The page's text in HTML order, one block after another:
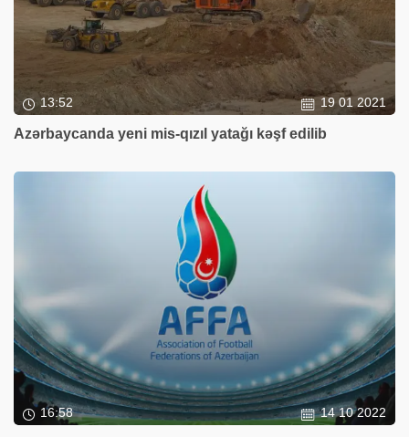
13:52 19 01 2021
Azərbaycanda yeni mis-qızıl yatağı kəşf edilib
16:58 14 10 2022